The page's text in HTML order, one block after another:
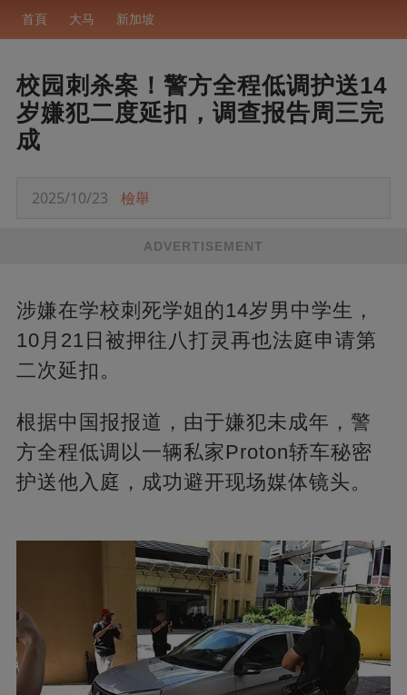
首頁 大马 新加坡
校园刺杀案！警方全程低调护送14
岁嫌犯二度延扣，调查报告周三完
成
2025/10/23 檢舉
ADVERTISEMENT
涉嫌在学校刺死学姐的14岁男中学生，
10月21日被押往八打灵再也法庭申请第
二次延扣。
根据中国报报道，由于嫌犯未成年，警
方全程低调以一辆私家Proton轿车秘密
护送他入庭，成功避开现场媒体镜头。